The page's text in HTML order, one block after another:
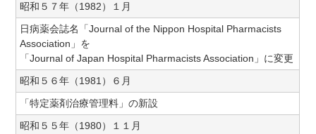
昭和５７年（1982）１月
日病薬会誌名「Journal of the Nippon Hospital Pharmacists
Association」を
「Journal of Japan Hospital Pharmacists Association」に変更
昭和５６年（1981）６月
「特定薬剤治療管理料」の新設
昭和５５年（1980）１１月